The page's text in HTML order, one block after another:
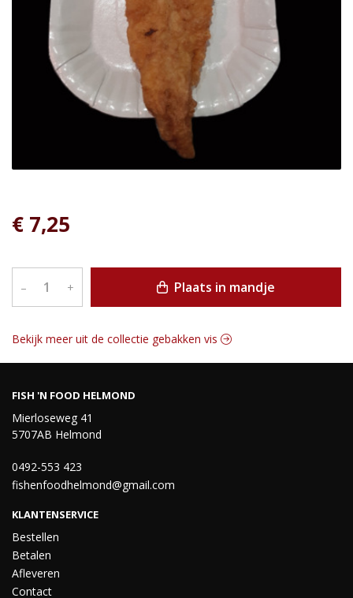
€ 7,25
– + Plaats in mandje
Bekijk meer uit de collectie gebakken vis
FISH 'N FOOD HELMOND
Mierloseweg 41
5707AB Helmond
0492-553 423
fishenfoodhelmond@gmail.com
KLANTENSERVICE
Bestellen
Betalen
Afleveren
Contact